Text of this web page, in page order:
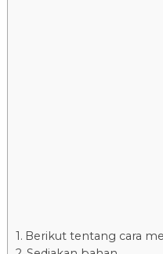
Berikut tentang cara